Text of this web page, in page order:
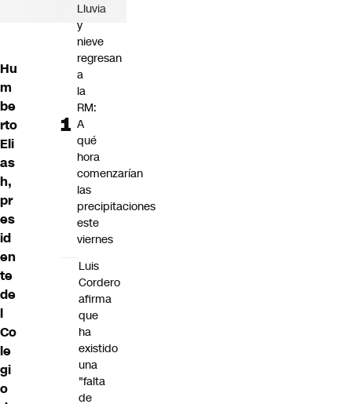
Hu
m
be
rto
Eli
as
h,
pr
es
id
en
te
de
l
Co
le
gi
o
Lluvia
y
nieve
regresan
a
la
RM:
A
qué
hora
comenzarían
las
precipitaciones
este
viernes
Luis
Cordero
afirma
que
ha
existido
una
"falta
de